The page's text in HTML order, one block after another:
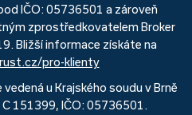
IČO: 05736501 a zároveň
zprostředkovatelem Broker
Bližší informace získáte na
pro-klienty
u Krajského soudu v Brně
151399, IČO: 05736501.